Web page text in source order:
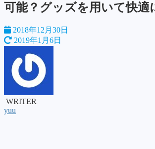
可能？グッズを用いて快適
2018年12月30日
2019年1月6日
WRITER
yuu